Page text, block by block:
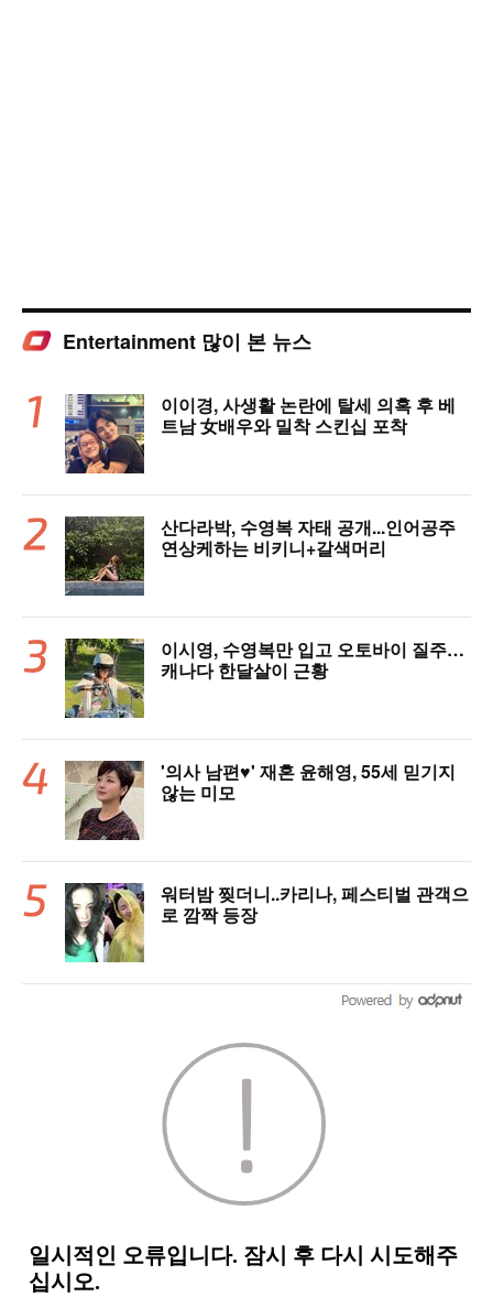
Entertainment 많이 본 뉴스
이이경, 사생활 논란에 탈세 의혹 후 베
트남 女배우와 밀착 스킨십 포착
산다라박, 수영복 자태 공개...인어공주
연상케하는 비키니+갈색머리
이시영, 수영복만 입고 오토바이 질주…
캐나다 한달살이 근황
'의사 남편♥' 재혼 윤해영, 55세 믿기지
않는 미모
워터밤 찢더니..카리나, 페스티벌 관객으
로 깜짝 등장